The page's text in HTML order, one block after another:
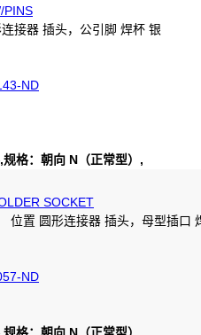
PINS
接器 插头，公引脚 焊杯 银
ND
格：朝向 N（正常型）,
SOCKET
位置 圆形连接器 插头，母型插口
ND